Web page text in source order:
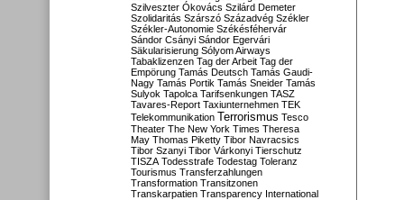
Szilveszter Ókovács Szilárd Demeter
Szolidaritás Szárszó Századvég Székler
Székler-Autonomie Székésféhervár
Sándor Csányi Sándor Egervári
Säkularisierung Sólyom Airways
Tabaklizenzen Tag der Arbeit Tag der
Empörung Tamás Deutsch Tamás Gaudi-
Nagy Tamás Portik Tamás Sneider Tamás
Sulyok Tapolca Tarifsenkungen TASZ
Tavares-Report Taxiunternehmen TEK
Telekommunikation Terrorismus Tesco
Theater The New York Times Theresa
May Thomas Piketty Tibor Navracsics
Tibor Szanyi Tibor Várkonyi Tierschutz
TISZA Todesstrafe Todestag Toleranz
Tourismus Transferzahlungen
Transformation Transitzonen
Transkarpatien Transparency International